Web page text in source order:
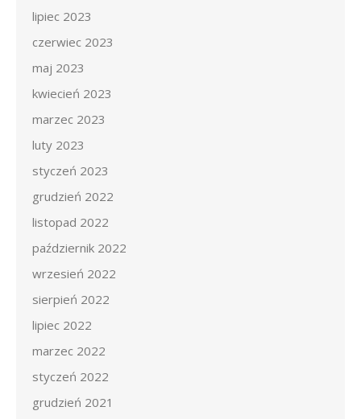
lipiec 2023
czerwiec 2023
maj 2023
kwiecień 2023
marzec 2023
luty 2023
styczeń 2023
grudzień 2022
listopad 2022
październik 2022
wrzesień 2022
sierpień 2022
lipiec 2022
marzec 2022
styczeń 2022
grudzień 2021